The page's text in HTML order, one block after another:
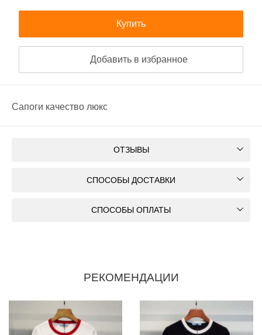
Купить
Добавить в избранное
Сапоги качество люкс
ОТЗЫВЫ
СПОСОБЫ ДОСТАВКИ
СПОСОБЫ ОПЛАТЫ
РЕКОМЕНДАЦИИ